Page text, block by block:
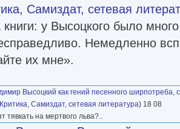
, Самиздат, сетевая
у Высоцкого было
Немедленно
их мне».
Высоцкий как гений песенного ширпотреба,
Критика, Самиздат, сетевая литература) 18 08
тявкать на мертвого льва?..